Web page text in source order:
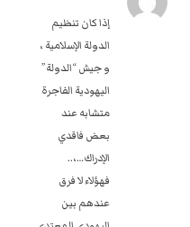
إذا كان تنظيم
الدولة الإسلامية ،
و جيش “الدولة”
اليهودية الفاجرة ‏
متشابه عند
بعض فاقدي
الإدراك…،..
فهؤلاء لا فرق
عندهم بين